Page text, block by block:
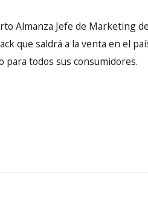
Almanza Jefe de Marketing
que saldrá a la venta en el
para todos sus consumidores.